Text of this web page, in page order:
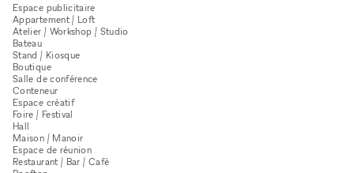
Espace publicitaire
Appartement / Loft
Atelier / Workshop / Studio
Bateau
Stand / Kiosque
Boutique
Salle de conférence
Conteneur
Espace créatif
Foire / Festival
Hall
Maison / Manoir
Espace de réunion
Restaurant / Bar / Café